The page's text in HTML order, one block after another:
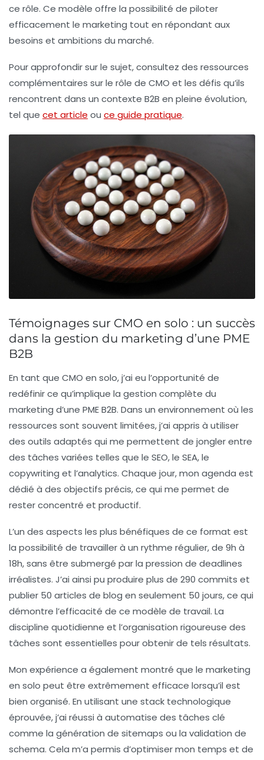
ce rôle. Ce modèle offre la possibilité de piloter
efficacement le marketing tout en répondant aux
besoins et ambitions du marché.
Pour approfondir sur le sujet, consultez des ressources
complémentaires sur le rôle de CMO et les défis qu’ils
rencontrent dans un contexte B2B en pleine évolution,
tel que cet article ou ce guide pratique.
Témoignages sur CMO en solo : un succès
dans la gestion du marketing d’une PME
B2B
En tant que CMO en solo, j’ai eu l’opportunité de
redéfinir ce qu’implique la gestion complète du
marketing d’une PME B2B. Dans un environnement où les
ressources sont souvent limitées, j’ai appris à utiliser
des outils adaptés qui me permettent de jongler entre
des tâches variées telles que le SEO, le SEA, le
copywriting et l’analytics. Chaque jour, mon agenda est
dédié à des objectifs précis, ce qui me permet de
rester concentré et productif.
L’un des aspects les plus bénéfiques de ce format est
la possibilité de travailler à un rythme régulier, de 9h à
18h, sans être submergé par la pression de deadlines
irréalistes. J’ai ainsi pu produire plus de 290 commits et
publier 50 articles de blog en seulement 50 jours, ce qui
démontre l’efficacité de ce modèle de travail. La
discipline quotidienne et l’organisation rigoureuse des
tâches sont essentielles pour obtenir de tels résultats.
Mon expérience a également montré que le marketing
en solo peut être extrêmement efficace lorsqu’il est
bien organisé. En utilisant une stack technologique
éprouvée, j’ai réussi à automatise des tâches clé
comme la génération de sitemaps ou la validation de
schema. Cela m’a permis d’optimiser mon temps et de